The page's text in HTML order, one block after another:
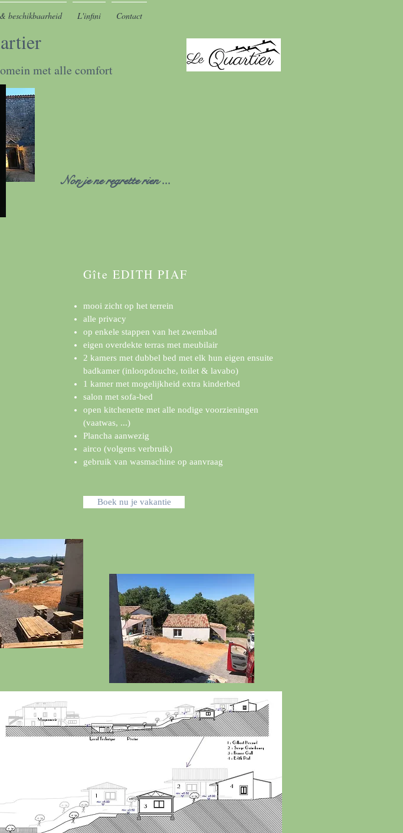
beschikbaarheid L'infini Contact
met alle comfort
Gîte EDITH PIAF
mooi zicht op het terrein
alle privacy
op enkele stappen van het zwembad
eigen overdekte terras met meubilair
2 kamers met dubbel bed met elk hun eigen ensuite
badkamer (inloopdouche, toilet & lavabo)
1 kamer met mogelijkheid extra kinderbed
salon met sofa-bed
open kitchenette met alle nodige voorzieningen
(vaatwas, ...)
Plancha aanwezig
airco (volgens verbruik)
gebruik van wasmachine op aanvraag
Boek nu je vakantie
Non je ne regrette rien ...